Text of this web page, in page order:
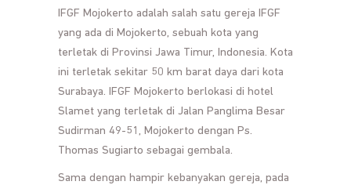
IFGF Mojokerto adalah salah satu gereja IFGF
yang ada di Mojokerto, sebuah kota yang
terletak di Provinsi Jawa Timur, Indonesia. Kota
ini terletak sekitar 50 km barat daya dari kota
Surabaya. IFGF Mojokerto berlokasi di hotel
Slamet yang terletak di Jalan Panglima Besar
Sudirman 49-51, Mojokerto dengan Ps.
Thomas Sugiarto sebagai gembala.
Sama dengan hampir kebanyakan gereja, pada